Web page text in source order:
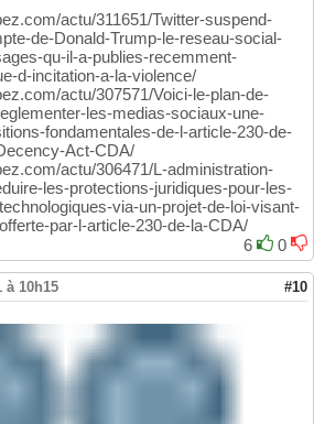
actu/311651/Twitter-suspend-
de-Donald-Trump-le-reseau-social-
qu-il-a-publies-recemment-
d-incitation-a-la-violence/
actu/307571/Voici-le-plan-de-
les-medias-sociaux-une-
fondamentales-de-l-article-230-de-
Act-CDA/
actu/306471/L-administration-
les-protections-juridiques-pour-les-
via-un-projet-de-loi-visant-
par-l-article-230-de-la-CDA/
6
0
à 10h15 #10